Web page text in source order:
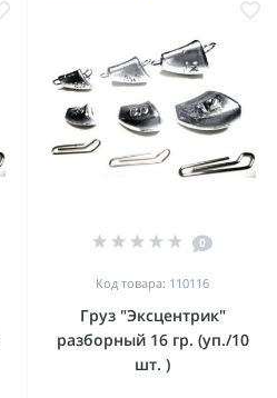
0
Код товара: 110116
Груз "Эксцентрик"
разборный 16 гр. (уп./10
шт. )